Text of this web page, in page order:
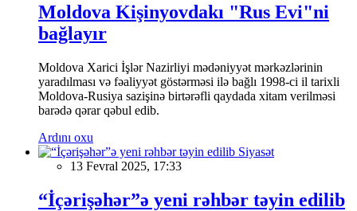
Moldova Kişinyovdakı "Rus Evi"ni
bağlayır
Moldova Xarici İşlər Nazirliyi mədəniyyət mərkəzlərinin
yaradılması və fəaliyyət göstərməsi ilə bağlı 1998-ci il tarixli
Moldova-Rusiya sazişinə birtərəfli qaydada xitam verilməsi
barədə qərar qəbul edib.
Ardını oxu
Siyasət
13 Fevral 2025, 17:33
“İçərişəhər”ə yeni rəhbər təyin edilib